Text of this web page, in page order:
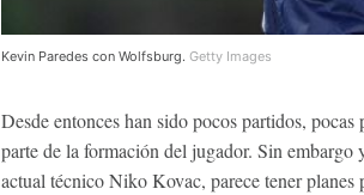
Kevin Paredes con Wolfsburg. Getty Images
Desde entonces han sido pocos partidos,
parte de la formación del jugador. Sin
actual técnico Niko Kovac, parece tener planes